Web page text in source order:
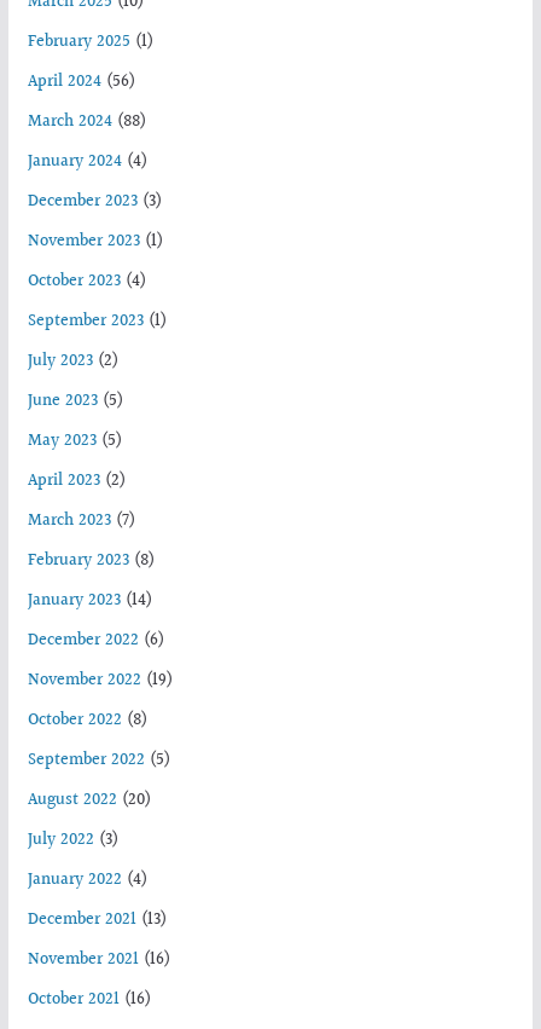
February 2025 (1)
April 2024(56)
March 2024(88)
January 2024(4)
December 2023(3)
November 2023(1)
October 2023(4)
September 2023(1)
July 2023(2)
June 2023(5)
May 2023(5)
April 2023(2)
March 2023(7)
February 2023(8)
January 2023(14)
December 2022 (6)
November 2022 (19)
October 2022 (8)
September 2022 (5)
August 2022 (20)
July 2022 (3)
January 2022 (4)
December 2021(13)
November 2021(16)
October 2021(16)